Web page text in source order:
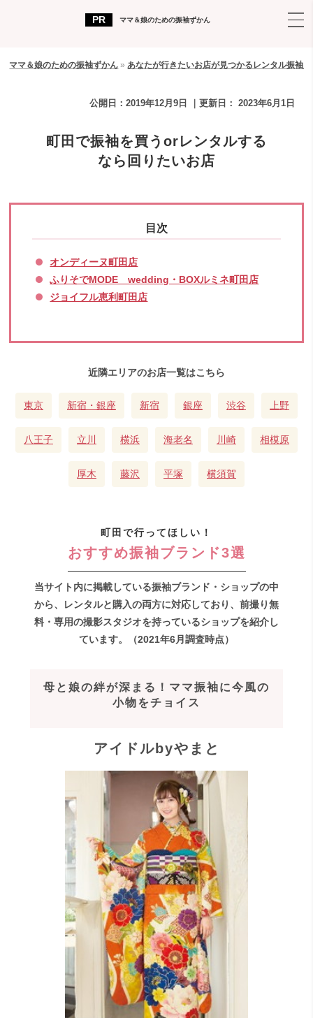
ママ＆娘のための振袖ずかん
ママ＆娘のための振袖ずかん »あなたが行きたいお店が見つかるレンタル振袖
公開日： 2019年12月9日 ｜更新日： 2023年6月1日
町田で振袖を買うorレンタルする
なら回りたいお店
オンディーヌ町田店
ふりそでMODE wedding・BOXルミネ町田店
ジョイフル恵利町田店
近隣エリアのお店一覧はこちら
東京 新宿・銀座 新宿 銀座 渋谷 上野
八王子 立川 横浜 海老名 川崎 相模原
厚木 藤沢 平塚 横須賀
町田で行ってほしい！
おすすめ振袖ブランド3選
当サイト内に掲載している振袖ブランド・ショップの中
から、レンタルと購入の両方に対応しており、前撮り無
料・専用の撮影スタジオを持っているショップを紹介し
ています。（2021年6月調査時点）
母と娘の絆が深まる！ママ振袖に今風の
小物をチョイス
アイドルbyやまと